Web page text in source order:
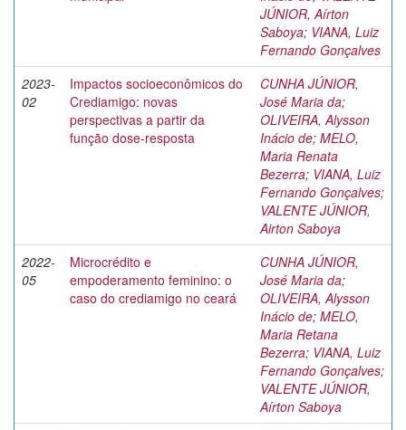
JÚNIOR, Aírton
Saboya; VIANA, Luiz
Fernando Gonçalves
2023-
02
Impactos socioeconômicos do
Crediamigo: novas
perspectivas a partir da
função dose-resposta
CUNHA JÚNIOR,
José Maria da;
OLIVEIRA, Alysson
Inácio de; MELO,
Maria Renata
Bezerra; VIANA, Luiz
Fernando Gonçalves;
VALENTE JÚNIOR,
Airton Saboya
2022-
05
Microcrédito e
empoderamento feminino: o
caso do crediamigo no ceará
CUNHA JÚNIOR,
José Maria da;
OLIVEIRA, Alysson
Inácio de; MELO,
Maria Retana
Bezerra; VIANA, Luiz
Fernando Gonçalves;
VALENTE JÚNIOR,
Aírton Saboya